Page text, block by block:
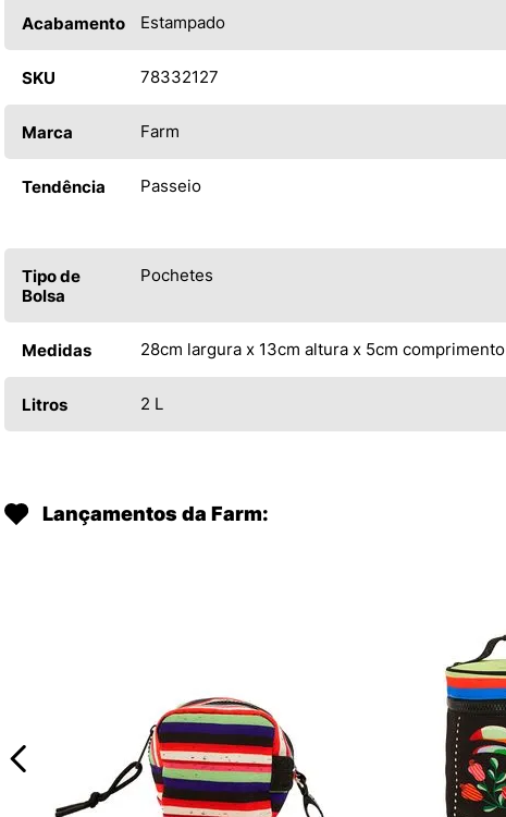
Acabamento Estampado
SKU 78332127
Marca Farm
Tendência Passeio
Tipo de
Bolsa
Pochetes
Medidas 28cm largura x 13cm altura x 5cm comprimento
Litros 2 L
Lançamentos da Farm: